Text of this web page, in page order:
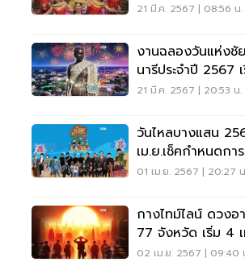
21 มี.ค. 2567 | 08:56 น.
งานฉลองวันแห่งชั
นารีประจำปี 2567
เม.ย.นี้
21 มี.ค. 2567 | 20:53 น.
วันไหลบางแสน
เม.ย.เช็คกำหนดก
นี่
01 เม.ย. 2567 | 20:27
กางไทม์ไลน์ ดวง
77 จังหวัด เริ่ม 4
02 เม.ย. 2567 | 09:40